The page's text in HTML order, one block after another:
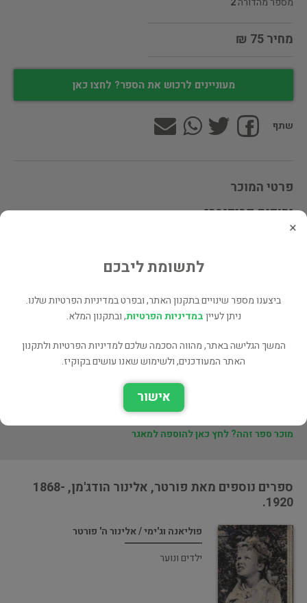
מחיר 75 ₪
מעוניינים לרכוש את הספר? לחצו כאן
שתף
פרטי המוכר
יהודית פרידנברג
המחיר אינו כולל דמי משלוח
ספרים נוספים למכירה של יהודית פרידנברג (6,948 כותרים)
כותרים)
כל הספרים בקטגוריית ילדים ונוער (13,158 כותרים)
כל הספרים מהוצאת ש' זק (8 כותרים)
בעל הספר? לחץ כאן לעריכה/הסרה
מוכר ספר זהה? לחץ כאן להוספה למאגר
ספרים נוספים מאת פורטר, אלינור הודג'מן, 1868-
1920.
פוליאנה וג'ימי / אלינור ה' פורטר
ילדים ונוער
×
לתשומת ליבכם
ביצענו מספר שינויים בתקנון האתר, ובפרט במדיניות הפרטיות שלנו.
ניתן לעייןבמדיניות הפרטיות, ובתקנון המלא.
המשך הגלישה באתר, מהווה הסכמה שלכם למדיניות הפרטיות ולתקנון
האתר המעודכנים, ולשימוש שאנו עושים בקוקיז.
אישור